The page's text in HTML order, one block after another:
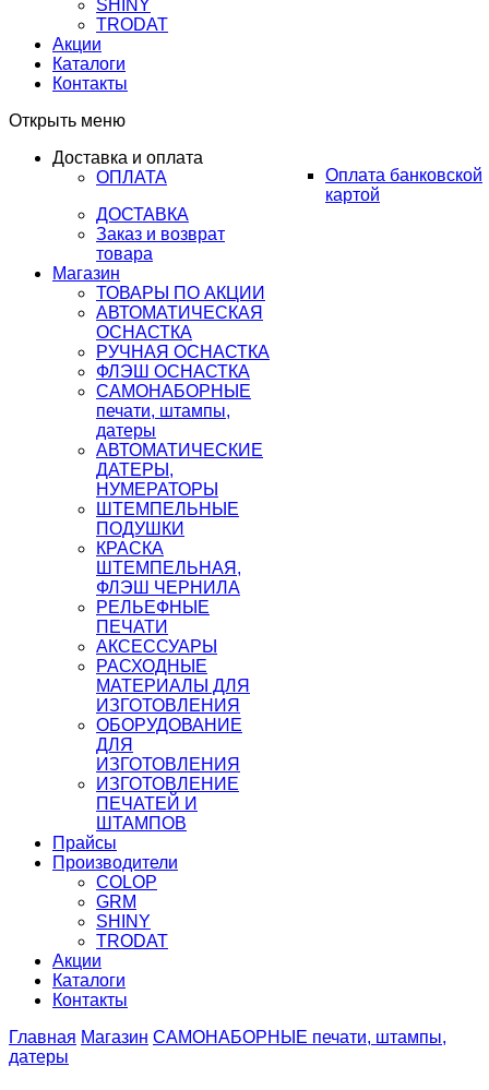
SHINY
TRODAT
Акции
Каталоги
Контакты
Открыть меню
Доставка и оплата
ОПЛАТА
Оплата банковской
картой
ДОСТАВКА
Заказ и возврат
товара
Магазин
ТОВАРЫ ПО АКЦИИ
АВТОМАТИЧЕСКАЯ
ОСНАСТКА
РУЧНАЯ ОСНАСТКА
ФЛЭШ ОСНАСТКА
САМОНАБОРНЫЕ
печати, штампы,
датеры
АВТОМАТИЧЕСКИЕ
ДАТЕРЫ,
НУМЕРАТОРЫ
ШТЕМПЕЛЬНЫЕ
ПОДУШКИ
КРАСКА
ШТЕМПЕЛЬНАЯ,
ФЛЭШ ЧЕРНИЛА
РЕЛЬЕФНЫЕ
ПЕЧАТИ
АКСЕССУАРЫ
РАСХОДНЫЕ
МАТЕРИАЛЫ ДЛЯ
ИЗГОТОВЛЕНИЯ
ОБОРУДОВАНИЕ
ДЛЯ
ИЗГОТОВЛЕНИЯ
ИЗГОТОВЛЕНИЕ
ПЕЧАТЕЙ И
ШТАМПОВ
Прайсы
Производители
COLOP
GRM
SHINY
TRODAT
Акции
Каталоги
Контакты
Главная Магазин САМОНАБОРНЫЕ печати, штампы,
датеры